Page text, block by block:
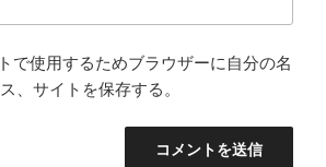
で使用するためブラウザーに自分の名
、サイトを保存する。